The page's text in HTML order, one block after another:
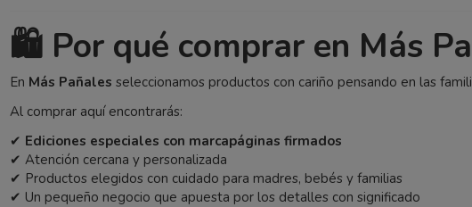
🛍️ Por qué comprar en Más
En Más Pañales seleccionamos productos con cariño pensando en las
Al comprar aquí encontrarás:
✔ Ediciones especiales con marcapáginas firmados
✔ Atención cercana y personalizada
✔ Productos elegidos con cuidado para madres, bebés y familias
✔ Un pequeño negocio que apuesta por los detalles con significado